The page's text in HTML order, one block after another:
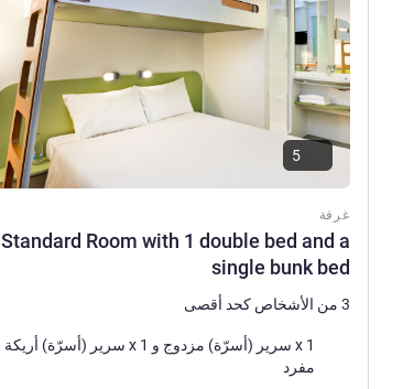
غرفة
Standard Room with 1 double bed and a
single bunk bed
3 من الأشخاص كحد أقصى
فرش السرير
1 x سرير (أسرّة) مزدوج و 1 x سرير (أسرّة) أريكة
مفرد